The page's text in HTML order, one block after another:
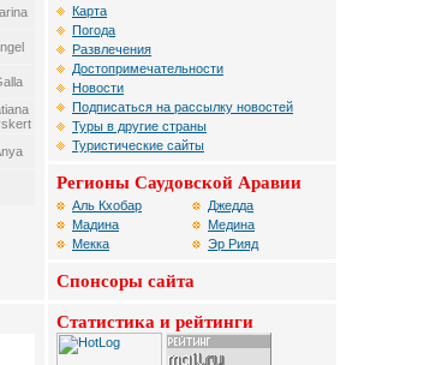
Карта
Погода
Развлечения
Достопримечательности
Новости
Подписаться на рассылку новостей
Туры в другие страны
Туристические сайты
Регионы Саудовской Аравии
Аль Кхобар
Мадина
Мекка
Джедда
Медина
Эр Рияд
Спонсоры сайта
Статистика и рейтинги